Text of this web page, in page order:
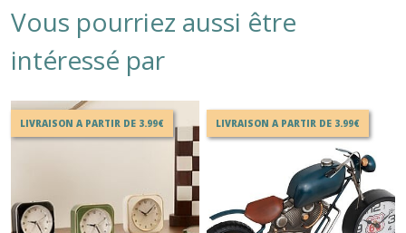
Vous pourriez aussi être
intéressé par
LIVRAISON A PARTIR DE 3.99€ LIVRAISON A PARTIR DE 3.99€